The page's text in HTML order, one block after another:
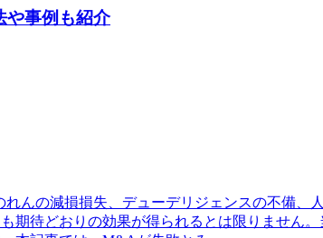
事例も紹介
んの減損損失、デューデリジェンスの不備
期待どおりの効果が得られるとは限りません